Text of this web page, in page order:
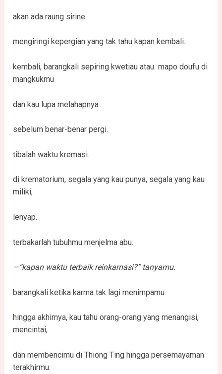
akan ada raung sirine
mengiringi kepergian yang tak tahu kapan kembali.
kembali, barangkali sepiring kwetiau atau mapo doufu di
mangkukmu
dan kau lupa melahapnya
sebelum benar-benar pergi.
tibalah waktu kremasi.
di krematorium, segala yang kau punya, segala yang kau
miliki,
lenyap.
terbakarlah tubuhmu menjelma abu.
—“kapan waktu terbaik reinkarnasi?” tanyamu.
barangkali ketika karma tak lagi menimpamu.
hingga akhirnya, kau tahu orang-orang yang menangisi,
mencintai,
dan membencimu di Thiong Ting hingga persemayaman
terakhirmu.